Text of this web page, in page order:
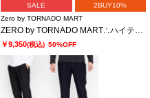
SALE
2BUY10%
Zero by TORNADO MART
￥9,350(税込) 50%OFF